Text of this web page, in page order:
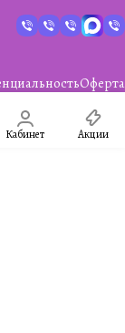
Оферта
Кабинет Акции